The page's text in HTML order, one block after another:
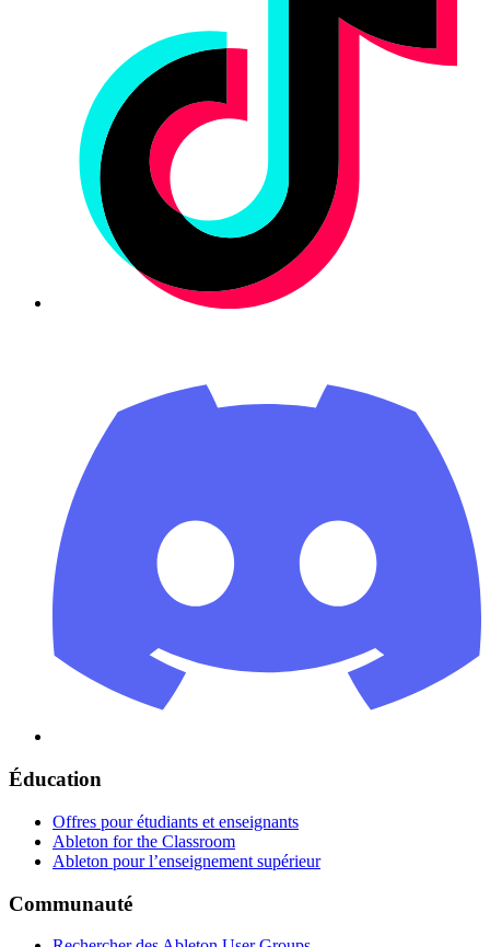
Éducation
Offres pour étudiants et enseignants
Ableton for the Classroom
Ableton pour l’enseignement supérieur
Communauté